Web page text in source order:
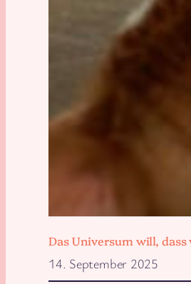
Das Universum will,
14. September 2025